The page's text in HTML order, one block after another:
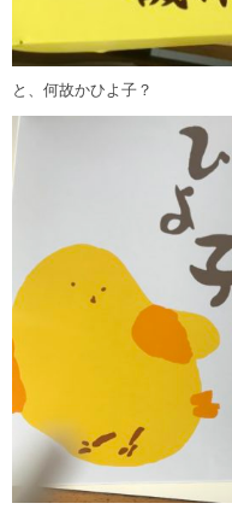
と、何故かひよ子？